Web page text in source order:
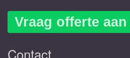
Vraag offerte aan
Contact